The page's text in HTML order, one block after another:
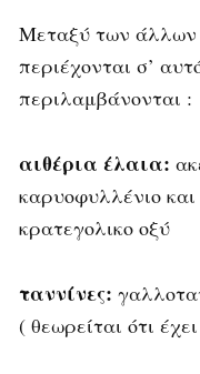
Μεταξύ των άλλων
περιέχονται σ’
περιλαμβάνονται :
αιθέρια έλαια:
καρυοφυλλένιο και
κρατεγολικο οξύ
ταννίνες:
( θεωρείται ότι